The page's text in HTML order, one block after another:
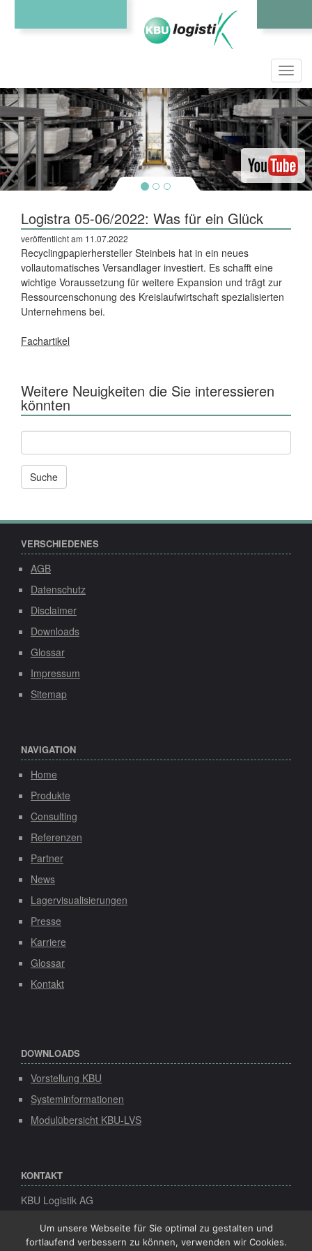
Logistra 05-06/2022: Was für ein Glück
veröffentlicht am 11.07.2022
Recyclingpapierhersteller Steinbeis hat in ein neues
vollautomatisches Versandlager investiert. Es schafft eine
wichtige Voraussetzung für weitere Expansion und trägt zur
Ressourcenschonung des Kreislaufwirtschaft spezialisierten
Unternehmens bei.
Fachartikel
Weitere Neuigkeiten die Sie interessieren
könnten
Andere
News
und
Seiten
durchsuchen
VERSCHIEDENES
AGB
Datenschutz
Disclaimer
Downloads
Glossar
Impressum
Sitemap
NAVIGATION
Home
Produkte
Consulting
Referenzen
Partner
News
Lagervisualisierungen
Presse
Karriere
Glossar
Kontakt
DOWNLOADS
Vorstellung KBU
Systeminformationen
Modulübersicht KBU-LVS
KONTAKT
KBU Logistik AG
Konsul-Smidt-Str. 8d
28217 Bremen
Um unsere Webseite für Sie optimal zu gestalten und
fortlaufend verbessern zu können, verwenden wir Cookies.